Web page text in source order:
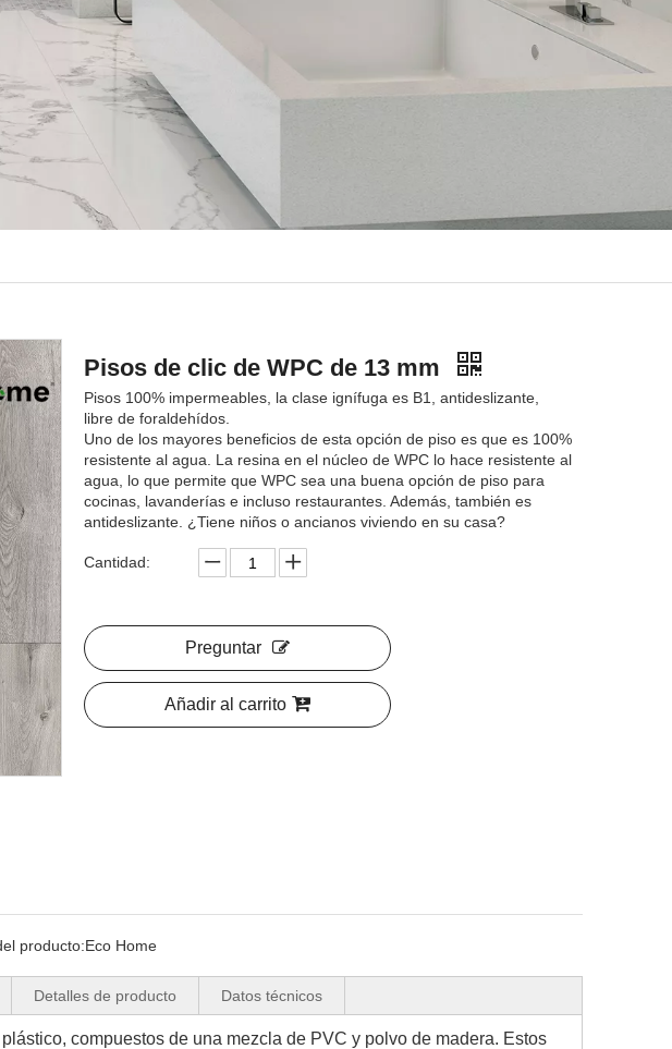
Pisos de clic de WPC de 13 mm
Pisos 100% impermeables, la clase ignífuga es B1, antideslizante,
libre de foraldehídos.
Uno de los mayores beneficios de esta opción de piso es que es 100%
resistente al agua. La resina en el núcleo de WPC lo hace resistente al
agua, lo que permite que WPC sea una buena opción de piso para
cocinas, lavanderías e incluso restaurantes. Además, también es
antideslizante. ¿Tiene niños o ancianos viviendo en su casa?
Cantidad:
Preguntar
Añadir al carrito
producto:Eco Home
Detalles de producto Datos técnicos
compuestos de una mezcla de PVC y polvo de madera. Estos